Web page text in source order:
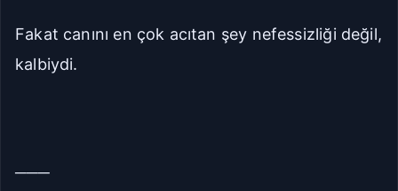
Fakat canını en çok acıtan şey nefessizliği değil,
kalbiydi.
───